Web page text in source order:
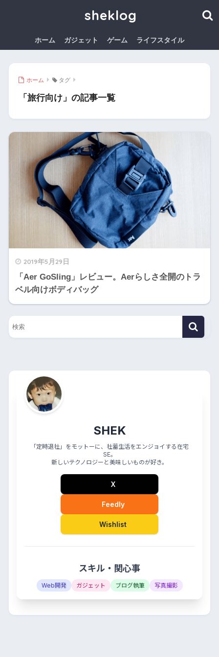
sheklog
ホーム ガジェット ゲーム ライフスタイル
ホーム タグ
「旅行向け」の記事一覧
2019年5月29日
「Aer GoSling」レビュー。Aerらしさ全開のトラ
ベル向けボディバッグ
SHEK
「定時退社」をモットーに、社蓄生活をエンジョイする在宅
SE。
新しいテクノロジーと美味しいものが好き。
X
Feedly
Wishlist
スキル・関心事
Web開発 ガジェット ブログ執筆 写真撮影